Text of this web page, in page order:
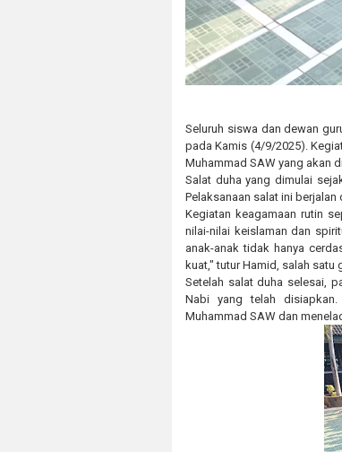
Seluruh siswa dan dewan
pada Kamis (4/9/2025).
Muhammad SAW yang akan
Salat duha yang dimulai
Pelaksanaan salat ini
Kegiatan keagamaan rutin
nilai-nilai keislaman dan
anak-anak tidak hanya
kuat," tutur Hamid, salah satu
Setelah salat duha selesai,
Nabi yang telah
Muhammad SAW dan